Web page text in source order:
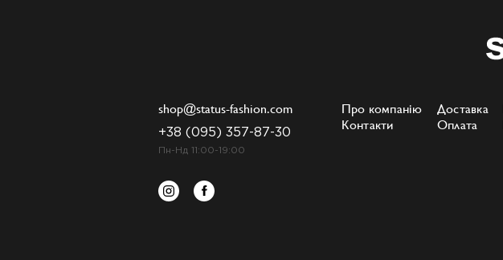
Про компанію
Контакти
Доставка
Оплата
shop@status-fashion.com
+38 (095) 357-87-30
Пн-Нд 11:00-19:00